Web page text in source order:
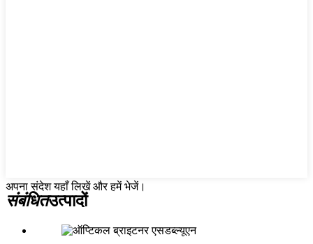
अपना संदेश यहाँ लिखें और हमें भेजें।
संबंधितउत्पादों